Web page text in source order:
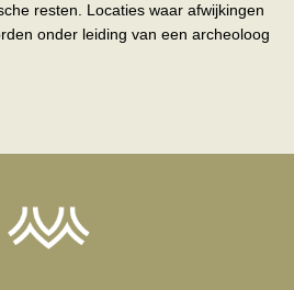
resten. Locaties waar afwijkingen
onder leiding van een archeoloog